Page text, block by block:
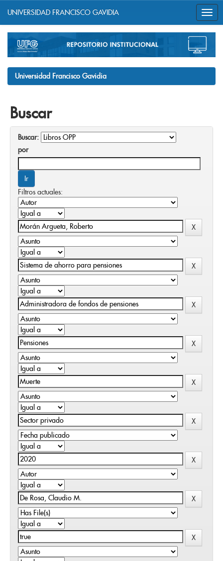
navigation
UNIVERSIDAD FRANCISCO GAVIDIA
Universidad Francisco Gavidia
Buscar
Buscar:
por
Filtros actuales: